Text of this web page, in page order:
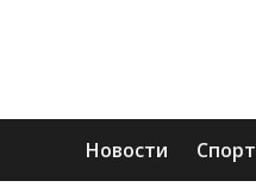
Новости Спорт